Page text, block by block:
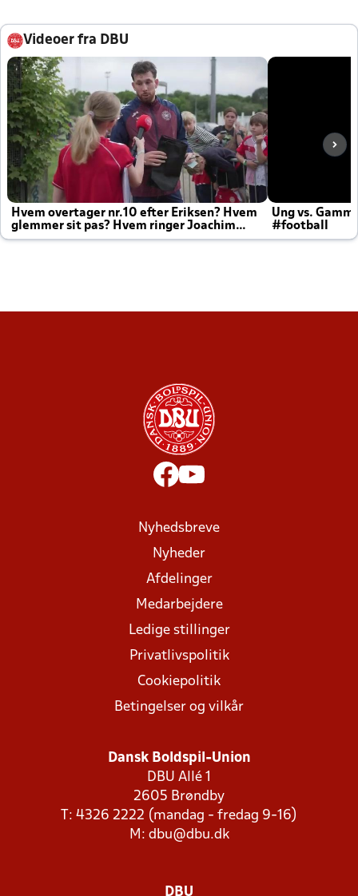
Videoer fra DBU
Hvem overtager nr.10 efter Eriksen? Hvem
glemmer sit pas? Hvem ringer Joachim
altid til efter kampe?
Ung vs.
#football
Nyhedsbreve
Nyheder
Afdelinger
Medarbejdere
Ledige stillinger
Privatlivspolitik
Cookiepolitik
Betingelser og vilkår
Dansk Boldspil-Union
DBU Allé 1
2605 Brøndby
T: 4326 2222 (mandag - fredag 9-16)
M: dbu@dbu.dk
DBU